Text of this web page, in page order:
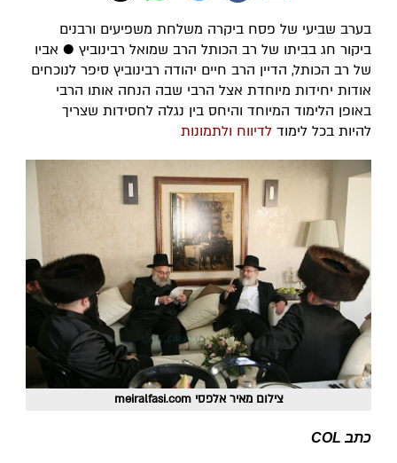
בערב שביעי של פסח ביקרה משלחת משפיעים ורבנים
ביקור חג בביתו של רב הכותל הרב שמואל רבינוביץ ● אביו
של רב הכותל, הדיין הרב חיים יהודה רבינוביץ סיפר לנוכחים
אודות יחידות מיוחדת אצל הרבי שבה הנחה אותו הרבי
באופן הלימוד המיוחד והיחס בין נגלה לחסידות שצריך
להיות בכל לימוד לדיווח ולתמונות
צילום מאיר אלפסי meiralfasi.com
כתב COL